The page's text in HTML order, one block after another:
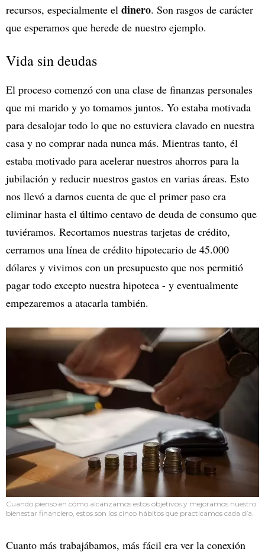
recursos, especialmente el dinero. Son rasgos de carácter
que esperamos que herede de nuestro ejemplo.
Vida sin deudas
El proceso comenzó con una clase de finanzas personales
que mi marido y yo tomamos juntos. Yo estaba motivada
para desalojar todo lo que no estuviera clavado en nuestra
casa y no comprar nada nunca más. Mientras tanto, él
estaba motivado para acelerar nuestros ahorros para la
jubilación y reducir nuestros gastos en varias áreas. Esto
nos llevó a darnos cuenta de que el primer paso era
eliminar hasta el último centavo de deuda de consumo que
tuviéramos. Recortamos nuestras tarjetas de crédito,
cerramos una línea de crédito hipotecario de 45.000
dólares y vivimos con un presupuesto que nos permitió
pagar todo excepto nuestra hipoteca - y eventualmente
empezaremos a atacarla también.
Cuando pienso en cómo alcanzamos estos objetivos y mejoramos nuestro
bienestar financiero, estos son los cinco hábitos que practicamos cada día.
Cuanto más trabajábamos, más fácil era ver la conexión